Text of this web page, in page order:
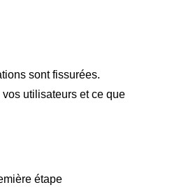
sont fissurées.
utilisateurs et ce que
étape